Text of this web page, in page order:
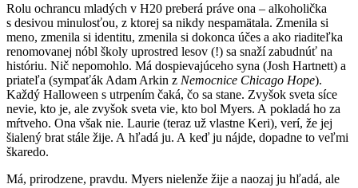
Rolu ochrancu mladých v H20 preberá práve ona – alkoholička
s desivou minulosťou, z ktorej sa nikdy nespamätala. Zmenila si
meno, zmenila si identitu, zmenila si dokonca účes a ako riaditeľka
renomovanej nóbl školy uprostred lesov (!) sa snaží zabudnúť na
históriu. Nič nepomohlo. Má dospievajúceho syna (Josh Hartnett) a
priateľa (sympaťák Adam Arkin z Nemocnice Chicago Hope).
Každý Halloween s utrpením čaká, čo sa stane. Zvyšok sveta síce
nevie, kto je, ale zvyšok sveta vie, kto bol Myers. A pokladá ho za
mŕtveho. Ona však nie. Laurie (teraz už vlastne Keri), verí, že jej
šialený brat stále žije. A hľadá ju. A keď ju nájde, dopadne to veľmi
škaredo.
Má, prirodzene, pravdu. Myers nielenže žije a naozaj ju hľadá, ale